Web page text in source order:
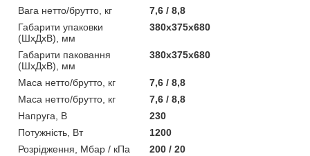
Вага нетто/брутто, кг
7,6 / 8,8
Габарити упаковки
(ШхДхВ), мм
380х375х680
Габарити паковання
(ШхДхВ), мм
380х375х680
Маса нетто/брутто, кг
7,6 / 8,8
Маса нетто/брутто, кг
7,6 / 8,8
Напруга, В
230
Потужність, Вт
1200
Розрідження, Мбар / кПа
200 / 20